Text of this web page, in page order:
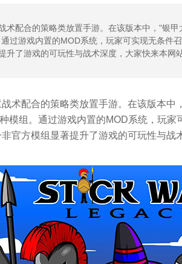
术配合的策略类放置手游。在该版本中，"银
过游戏内置的MOD系统，玩家可实现无条件
升了游戏的可玩性与战术深度，大家快来本网
术配合的策略类放置手游。在该版本中
模组。通过游戏内置的MOD系统，玩家
官方模组显著提升了游戏的可玩性与战